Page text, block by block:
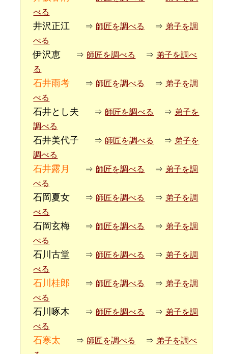
べる
井沢正江 ⇒ 師匠を調べる ⇒ 弟子を調
べる
伊沢恵 ⇒ 師匠を調べる ⇒ 弟子を調べ
る
石井雨考 ⇒ 師匠を調べる ⇒ 弟子を調
べる
石井とし夫 ⇒ 師匠を調べる ⇒ 弟子を
調べる
石井美代子 ⇒ 師匠を調べる ⇒ 弟子を
調べる
石井露月 ⇒ 師匠を調べる ⇒ 弟子を調
べる
石岡夏女 ⇒ 師匠を調べる ⇒ 弟子を調
べる
石岡玄梅 ⇒ 師匠を調べる ⇒ 弟子を調
べる
石川古堂 ⇒ 師匠を調べる ⇒ 弟子を調
べる
石川桂郎 ⇒ 師匠を調べる ⇒ 弟子を調
べる
石川啄木 ⇒ 師匠を調べる ⇒ 弟子を調
べる
石寒太 ⇒ 師匠を調べる ⇒ 弟子を調べ